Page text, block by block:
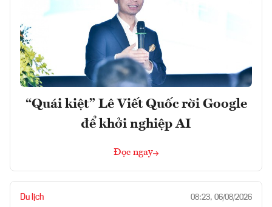
“Quái kiệt” Lê Viết Quốc rời Google
để khởi nghiệp AI
Đọc ngay
Du lịch 08:23, 06/08/2026